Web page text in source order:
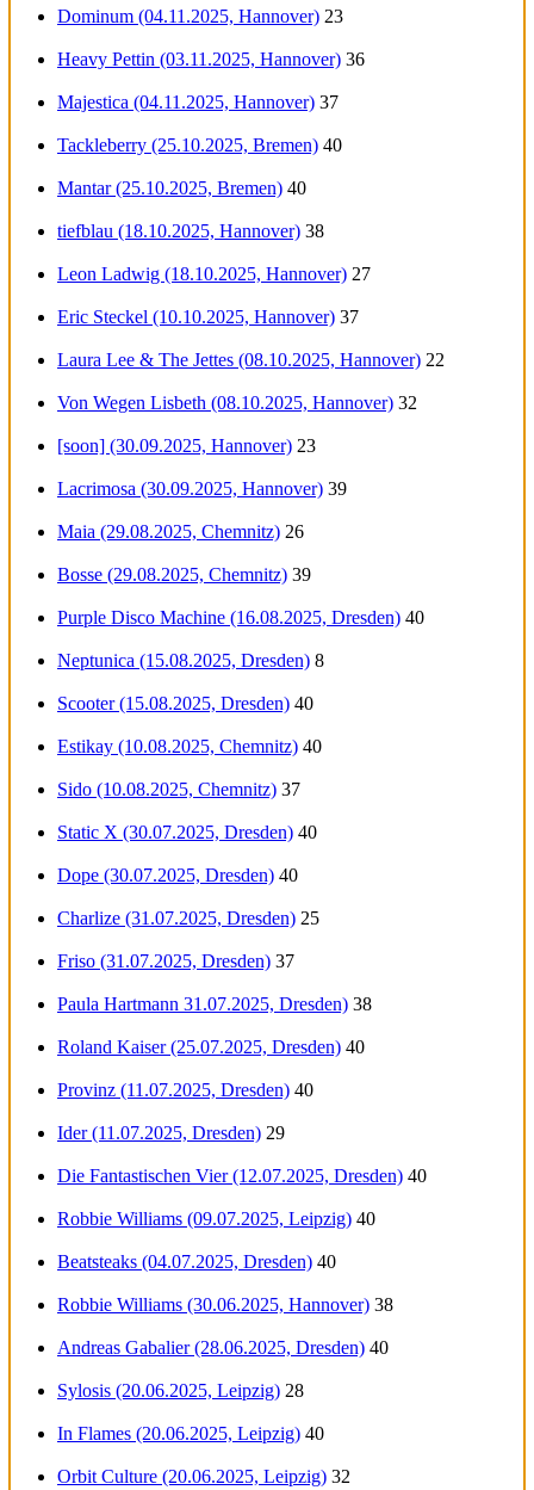
Dominum (04.11.2025, Hannover) 23
Heavy Pettin (03.11.2025, Hannover) 36
Majestica (04.11.2025, Hannover) 37
Tackleberry (25.10.2025, Bremen) 40
Mantar (25.10.2025, Bremen) 40
tiefblau (18.10.2025, Hannover) 38
Leon Ladwig (18.10.2025, Hannover) 27
Eric Steckel (10.10.2025, Hannover) 37
Laura Lee & The Jettes (08.10.2025, Hannover) 22
Von Wegen Lisbeth (08.10.2025, Hannover) 32
[soon] (30.09.2025, Hannover) 23
Lacrimosa (30.09.2025, Hannover) 39
Maia (29.08.2025, Chemnitz) 26
Bosse (29.08.2025, Chemnitz) 39
Purple Disco Machine (16.08.2025, Dresden) 40
Neptunica (15.08.2025, Dresden) 8
Scooter (15.08.2025, Dresden) 40
Estikay (10.08.2025, Chemnitz) 40
Sido (10.08.2025, Chemnitz) 37
Static X (30.07.2025, Dresden) 40
Dope (30.07.2025, Dresden) 40
Charlize (31.07.2025, Dresden) 25
Friso (31.07.2025, Dresden) 37
Paula Hartmann 31.07.2025, Dresden) 38
Roland Kaiser (25.07.2025, Dresden) 40
Provinz (11.07.2025, Dresden) 40
Ider (11.07.2025, Dresden) 29
Die Fantastischen Vier (12.07.2025, Dresden) 40
Robbie Williams (09.07.2025, Leipzig) 40
Beatsteaks (04.07.2025, Dresden) 40
Robbie Williams (30.06.2025, Hannover) 38
Andreas Gabalier (28.06.2025, Dresden) 40
Sylosis (20.06.2025, Leipzig) 28
In Flames (20.06.2025, Leipzig) 40
Orbit Culture (20.06.2025, Leipzig) 32